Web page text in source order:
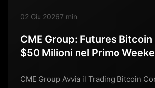
02 Giu 20267 min
CME Group: Futures
$50 Milioni nel Primo
CME Group Avvia il Trading Bitcoin